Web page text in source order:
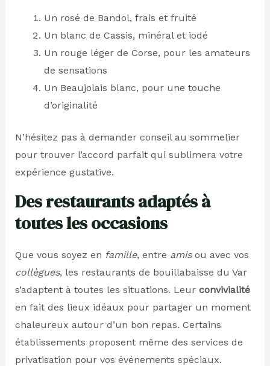
Un rosé de Bandol, frais et fruité
Un blanc de Cassis, minéral et iodé
Un rouge léger de Corse, pour les amateurs
de sensations
Un Beaujolais blanc, pour une touche
d’originalité
N’hésitez pas à demander conseil au sommelier
pour trouver l’accord parfait qui sublimera votre
expérience gustative.
Des restaurants adaptés à
toutes les occasions
Que vous soyez en famille, entre amisou avec vos
collègues, les restaurants de bouillabaisse du Var
s’adaptent à toutes les situations. Leur convivialité
en fait des lieux idéaux pour partager un moment
chaleureux autour d’un bon repas. Certains
établissements proposent même des services de
privatisation pour vos événements spéciaux.